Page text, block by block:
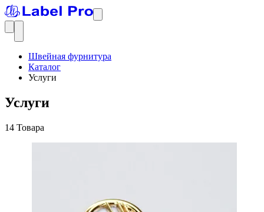
Швейная фурнитура
Каталог
Услуги
Услуги
14 Товара